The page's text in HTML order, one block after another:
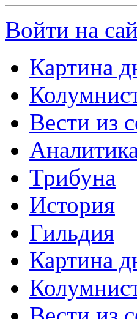
Войти на
Картина
Вести из
Трибуна
История
Гильдия
Картина